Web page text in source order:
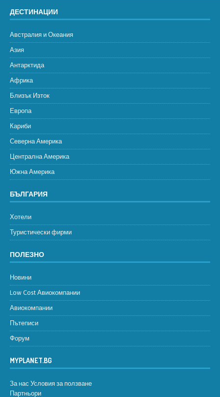
ДЕСТИНАЦИИ
Австралия и Океания
Азия
Антарктида
Африка
Близък Изток
Европа
Кариби
Северна Америка
Централна Америка
Южна Америка
БЪЛГАРИЯ
Хотели
Туристически фирми
ПОЛЕЗНО
Новини
Low Cost Авиокомпании
Авиокомпании
Пътеписи
Форум
MYPLANET.BG
За нас Условия за ползване
Партньори